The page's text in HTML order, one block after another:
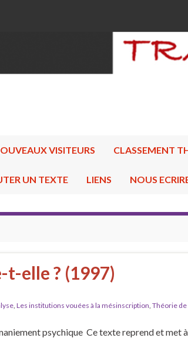
VISITEURS CLASSEMENT
UN TEXTE LIENS NOUS
elle ? (1997)
Les institutions vouées à la mésinscription Théorie
psychique Ce texte reprend et met